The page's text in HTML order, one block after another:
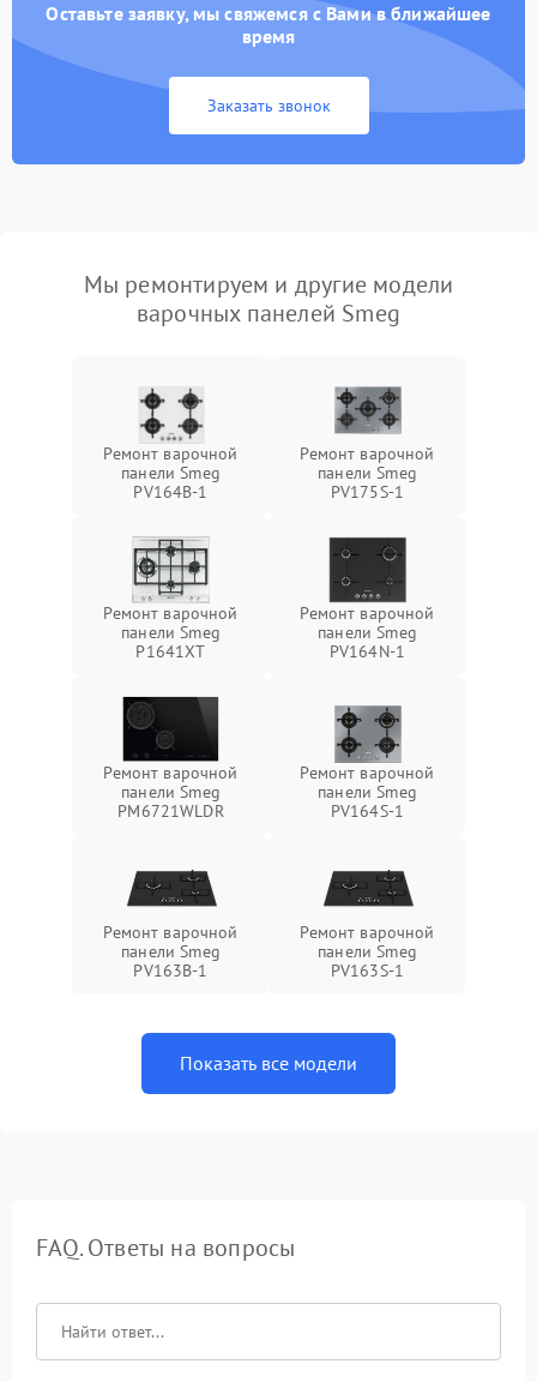
Оставьте заявку, мы свяжемся с Вами в ближайшее
время
Заказать звонок
Мы ремонтируем и другие модели
варочных панелей Smeg
Ремонт варочной
панели Smeg
PV164B-1
Ремонт варочной
панели Smeg
PV175S-1
Ремонт варочной
панели Smeg
P1641XT
Ремонт варочной
панели Smeg
PV164N-1
Ремонт варочной
панели Smeg
PM6721WLDR
Ремонт варочной
панели Smeg
PV164S-1
Ремонт варочной
панели Smeg
PV163B-1
Ремонт варочной
панели Smeg
PV163S-1
Показать все модели
FAQ. Ответы на вопросы